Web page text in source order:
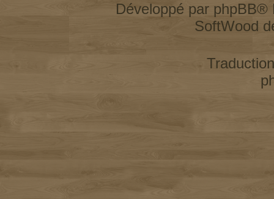
Développé par phpBB®
SoftWood